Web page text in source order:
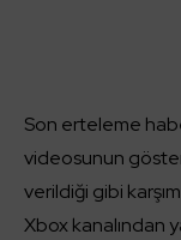
Son erteleme
videosunun
verildiği gibi
Xbox kanalından